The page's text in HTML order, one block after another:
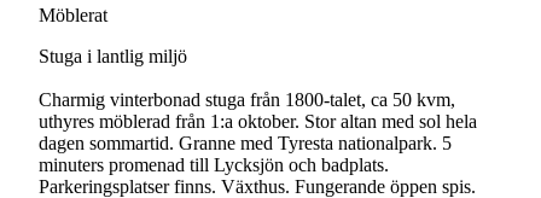
Möblerat
Stuga i lantlig miljö
Charmig vinterbonad stuga från 1800-talet, ca 50 kvm,
uthyres möblerad från 1:a oktober. Stor altan med sol hela
dagen sommartid. Granne med Tyresta nationalpark. 5
minuters promenad till Lycksjön och badplats.
Parkeringsplatser finns. Växthus. Fungerande öppen spis.